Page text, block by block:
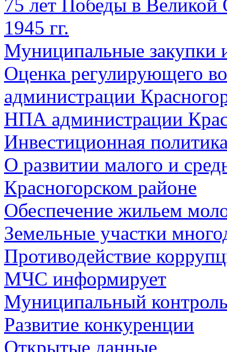
75 лет Победы в Великой
1945 гг.
Муниципальные закупки
Оценка регулирующего
администрации
НПА администрации
Инвестиционная
О развитии малого и
Красногорском районе
Обеспечение жильем
Земельные участки
Противодействие
МЧС информирует
Муниципальный
Развитие конкуренции
Открытые данные